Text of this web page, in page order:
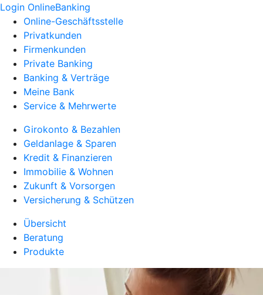
Login OnlineBanking
Online-Geschäftsstelle
Privatkunden
Firmenkunden
Private Banking
Banking & Verträge
Meine Bank
Service & Mehrwerte
Girokonto & Bezahlen
Geldanlage & Sparen
Kredit & Finanzieren
Immobilie & Wohnen
Zukunft & Vorsorgen
Versicherung & Schützen
Übersicht
Beratung
Produkte